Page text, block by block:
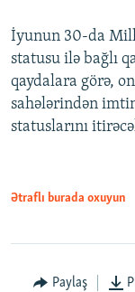
Auto
İyunun 30-da
statusu ilə bağlı
qaydalara görə,
sahələrindən
statuslarını
Ətraflı burada oxuyun
Paylaş